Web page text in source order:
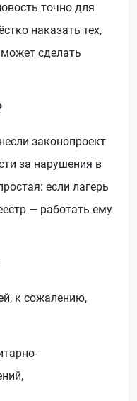
точно для
наказать тех,
сделать
законопроект
за нарушения в
если лагерь
— работать ему
к сожалению,